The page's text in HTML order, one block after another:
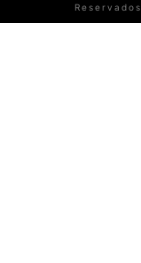
Reservados